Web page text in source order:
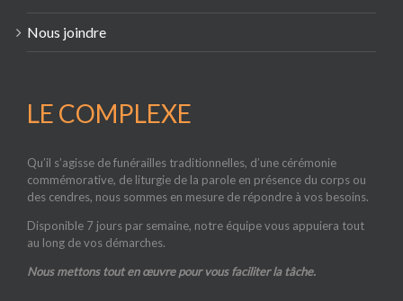
Nous joindre
LE COMPLEXE
Qu’il s’agisse de funérailles traditionnelles, d’une cérémonie
commémorative, de liturgie de la parole en présence du corps ou
des cendres, nous sommes en mesure de répondre à vos besoins.
Disponible 7 jours par semaine, notre équipe vous appuiera tout
au long de vos démarches.
Nous mettons tout en œuvre pour vous faciliter la tâche.